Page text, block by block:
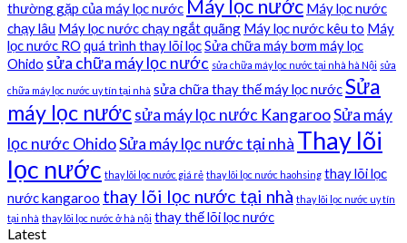
thường gặp của máy lọc nước Máy lọc nước Máy lọc nước
chạy lâu Máy lọc nước chạy ngắt quãng Máy lọc nước kêu to Máy
lọc nước RO quá trình thay lõi lọcSửa chữa máy bơm máy lọc
Ohido sửa chữa máy lọc nước sửa chữa máy lọc nước tại nhà hà Nội sửa
chữa máy lọc nước uy tín tại nhà sửa chữa thay thế máy lọc nướcSửa
máy lọc nướcsửa máy lọc nước KangarooSửa máy
lọc nước OhidoSửa máy lọc nước tại nhà Thay lõi
lọc nước thay lõi lọc nước giá rẻ thay lõi lọc nước haohsing thay lõi lọc
nước kangaroo thay lõi lọc nước tại nhà thay lõi lọc nước uy tín
tại nhà thay lõi lọc nước ở hà nội thay thế lõi lọc nước
Latest